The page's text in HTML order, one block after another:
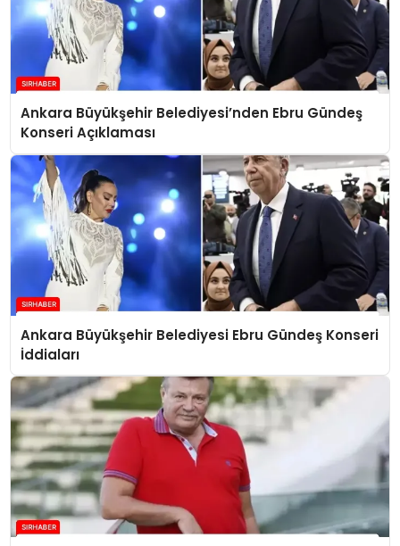
Ankara Büyükşehir Belediyesi’nden Ebru Gündeş
Konseri Açıklaması
Ankara Büyükşehir Belediyesi Ebru Gündeş Konseri
İddiaları